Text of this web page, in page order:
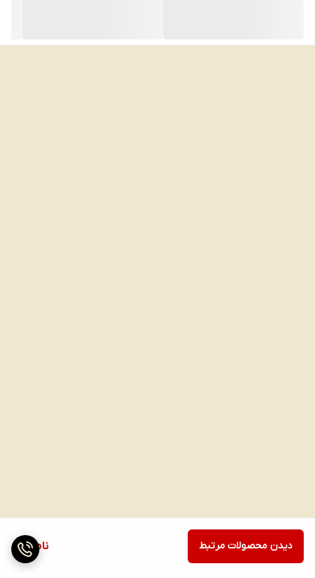
ناموجود دیدن محصولات مرتبط